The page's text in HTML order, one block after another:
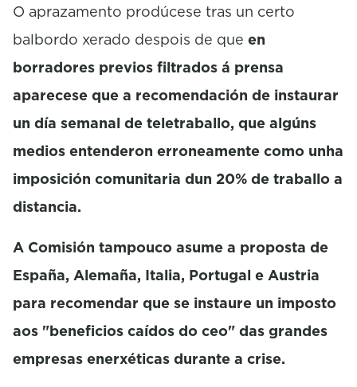
O aprazamento prodúcese tras un certo
balbordo xerado despois de que en
borradores previos filtrados á prensa
aparecese que a recomendación de instaurar
un día semanal de teletraballo, que algúns
medios entenderon erroneamente como unha
imposición comunitaria dun 20% de traballo a
distancia.
A Comisión tampouco asume a proposta de
España, Alemaña, Italia, Portugal e Austria
para recomendar que se instaure un imposto
aos "beneficios caídos do ceo" das grandes
empresas enerxéticas durante a crise.